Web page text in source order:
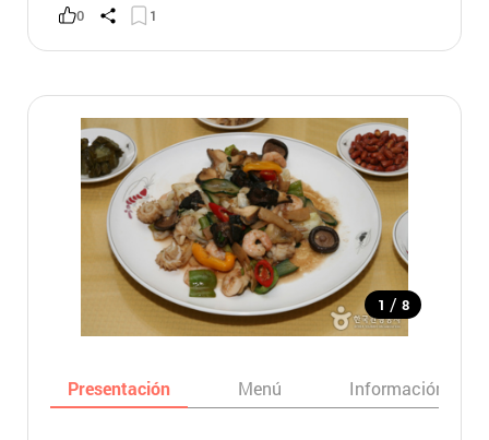
0 1
1 / 8
Presentación Menú Información